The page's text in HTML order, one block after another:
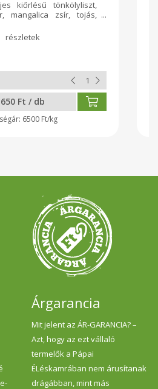
kiőrlésű tönkölyliszt,
mangalica zsír, tojás,
650 Ft / db
6500 Ft/kg
Árgarancia
Mit jelent az ÁR-GARANCIA? –
Azt, hogy az ezt vállaló
termelők a Pápai
ÉLéskamrában nem árusítanak
drágábban, mint más